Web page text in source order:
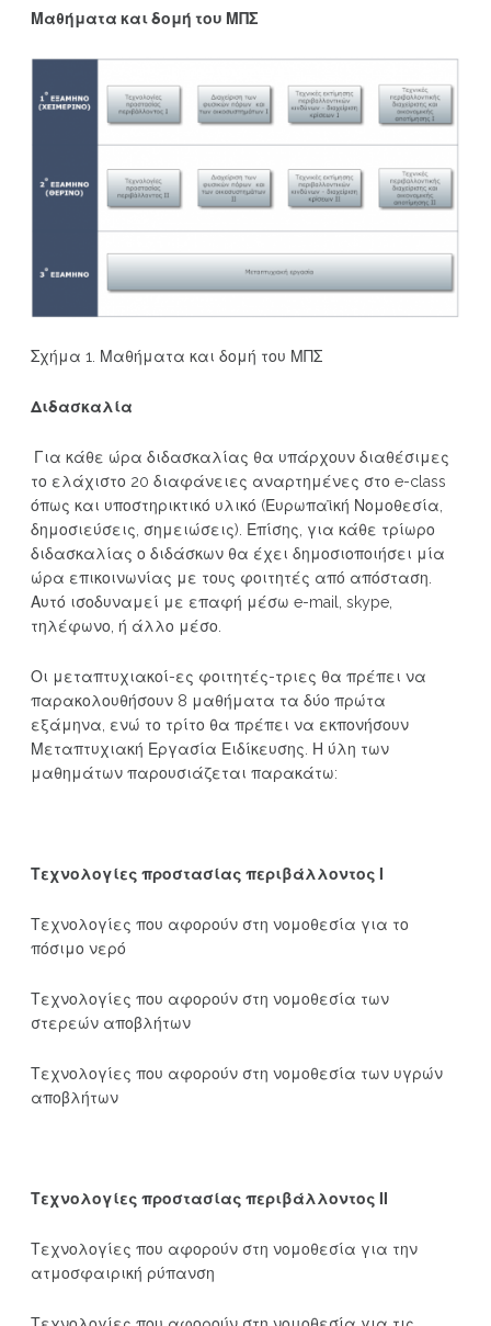
Μαθήματα και δομή του ΜΠΣ
Σχήμα 1. Μαθήματα και δομή του ΜΠΣ
Διδασκαλία
Για κάθε ώρα διδασκαλίας θα υπάρχουν διαθέσιμες
το ελάχιστο 20 διαφάνειες αναρτημένες στο e-class
όπως και υποστηρικτικό υλικό (Ευρωπαϊκή Νομοθεσία,
δημοσιεύσεις, σημειώσεις). Επίσης, για κάθε τρίωρο
διδασκαλίας ο διδάσκων θα έχει δημοσιοποιήσει μία
ώρα επικοινωνίας με τους φοιτητές από απόσταση.
Αυτό ισοδυναμεί με επαφή μέσω e-mail, skype,
τηλέφωνο, ή άλλο μέσο.
Οι μεταπτυχιακοί-ες φοιτητές-τριες θα πρέπει να
παρακολουθήσουν 8 μαθήματα τα δύο πρώτα
εξάμηνα, ενώ το τρίτο θα πρέπει να εκπονήσουν
Μεταπτυχιακή Εργασία Ειδίκευσης. Η ύλη των
μαθημάτων παρουσιάζεται παρακάτω:
Τεχνολογίες προστασίας περιβάλλοντος Ι
Τεχνολογίες που αφορούν στη νομοθεσία για το
πόσιμο νερό
Τεχνολογίες που αφορούν στη νομοθεσία των
στερεών αποβλήτων
Τεχνολογίες που αφορούν στη νομοθεσία των υγρών
αποβλήτων
Τεχνολογίες προστασίας περιβάλλοντος ΙΙ
Τεχνολογίες που αφορούν στη νομοθεσία για την
ατμοσφαιρική ρύπανση